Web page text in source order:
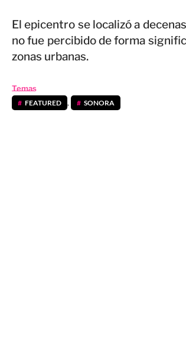
El epicentro se localizó a
no fue percibido de forma
zonas urbanas.
Temas
FEATURED , SONORA